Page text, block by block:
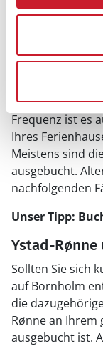
min.) vor
Die
Abfahrt pro
11:50 Uhr. Ab
pro Tag, um
Frequenz ist es
Ihres
Meistens sind
ausgebucht.
nachfolgenden
Unser Tipp:
Ystad-Rønne
Sollten Sie sich
auf Bornholm
die
Rønne an Ihrem
ausgebucht ist.